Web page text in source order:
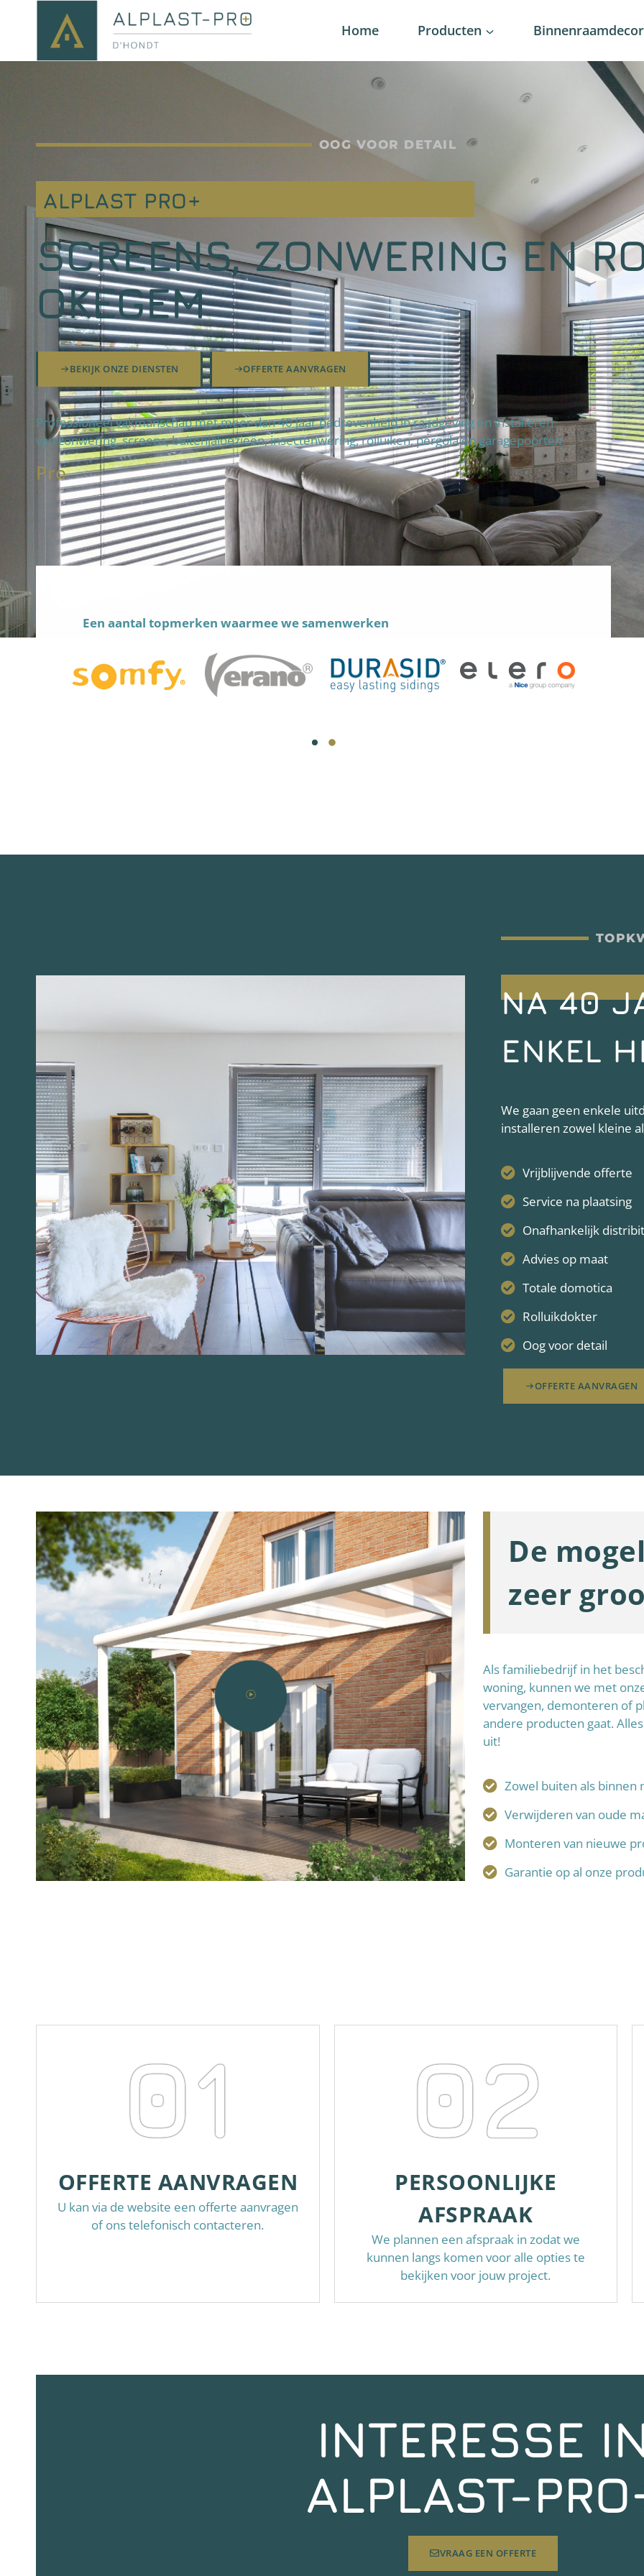
Home Producten
OOG VOOR DETAIL
ALPLAST PRO+
SCREENS, ZONWERING EN
OKEGEM
BEKIJK ONZE DIENSTEN OFFERTE AANVRAGEN
Professioneel vakmanschap met meer dan 40 jaar bedrevenheid in raadgeving en installeren
van zonwering, screens, buitenjaloezieën, insectenwering, rolluiken, pergola en garagepoorten.
Pro
Een aantal topmerken waarmee we samenwerken
NA 40
ENKEL
We gaan geen enkele
installeren zowel kleine
Vrijblijvende offerte
Service na plaatsing
Onafhankelijk
Advies op maat
Totale domotica
Rolluikdokter
Oog voor detail
OFFERTE AANVRAGEN
De
zeer
Als familiebedrijf in het
woning, kunnen we met
vervangen, demonteren of
andere producten gaat.
uit!
Zowel buiten als binnen
Verwijderen van oude
Monteren van nieuwe
Garantie op al onze
01
OFFERTE AANVRAGEN
U kan via de website een offerte aanvragen
of ons telefonisch contacteren.
02
PERSOONLIJKE
AFSPRAAK
We plannen een afspraak in zodat we
kunnen langs komen voor alle opties te
bekijken voor jouw project.
INTERESSE
ALPLAST-
VRAAG EEN OFFERTE